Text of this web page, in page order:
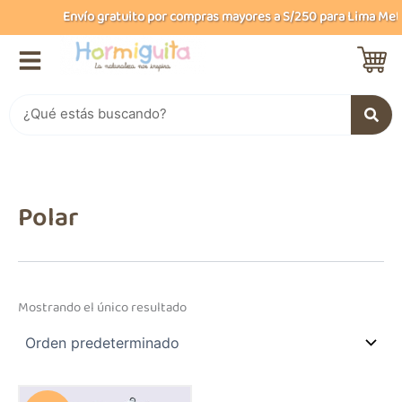
al
contenido
Envío gratuito por compras mayores a S/250 para Lima
c
Polar
Mostrando el único resultado
Este